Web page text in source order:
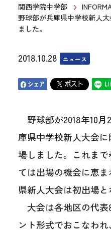
関西学院中学部
野球部が兵庫県中学校新人
ました。
2018.10.28 ニュース
野球部が2018年10
庫県中学校新人大会
場しました。これま
ては出場の機会に恵
県新人大会は初出場と
大会は各地区の代表
ント形式でおこなわ